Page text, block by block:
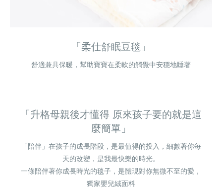
「柔仕舒眠豆毯」
舒適兼具保暖，幫助寶寶在柔軟的觸覺中安穩地睡著
「升格母親後才懂得 原來孩子要的就是這
麼簡單」
「陪伴」在孩子的成長階段，是最值得的投入，細數著你每
天的改變，是我最快樂的時光。
一條陪伴著你成長時光的毯子，是體現對你無微不至的愛，
獨家嬰兒絨面料